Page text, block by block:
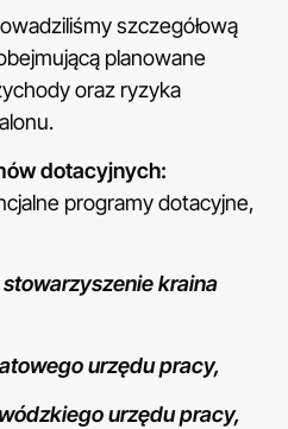
szczegółową
planowane
oraz ryzyka
dotacyjnych:
programy dotacyjne,
kraina
urzędu pracy,
urzędu pracy,